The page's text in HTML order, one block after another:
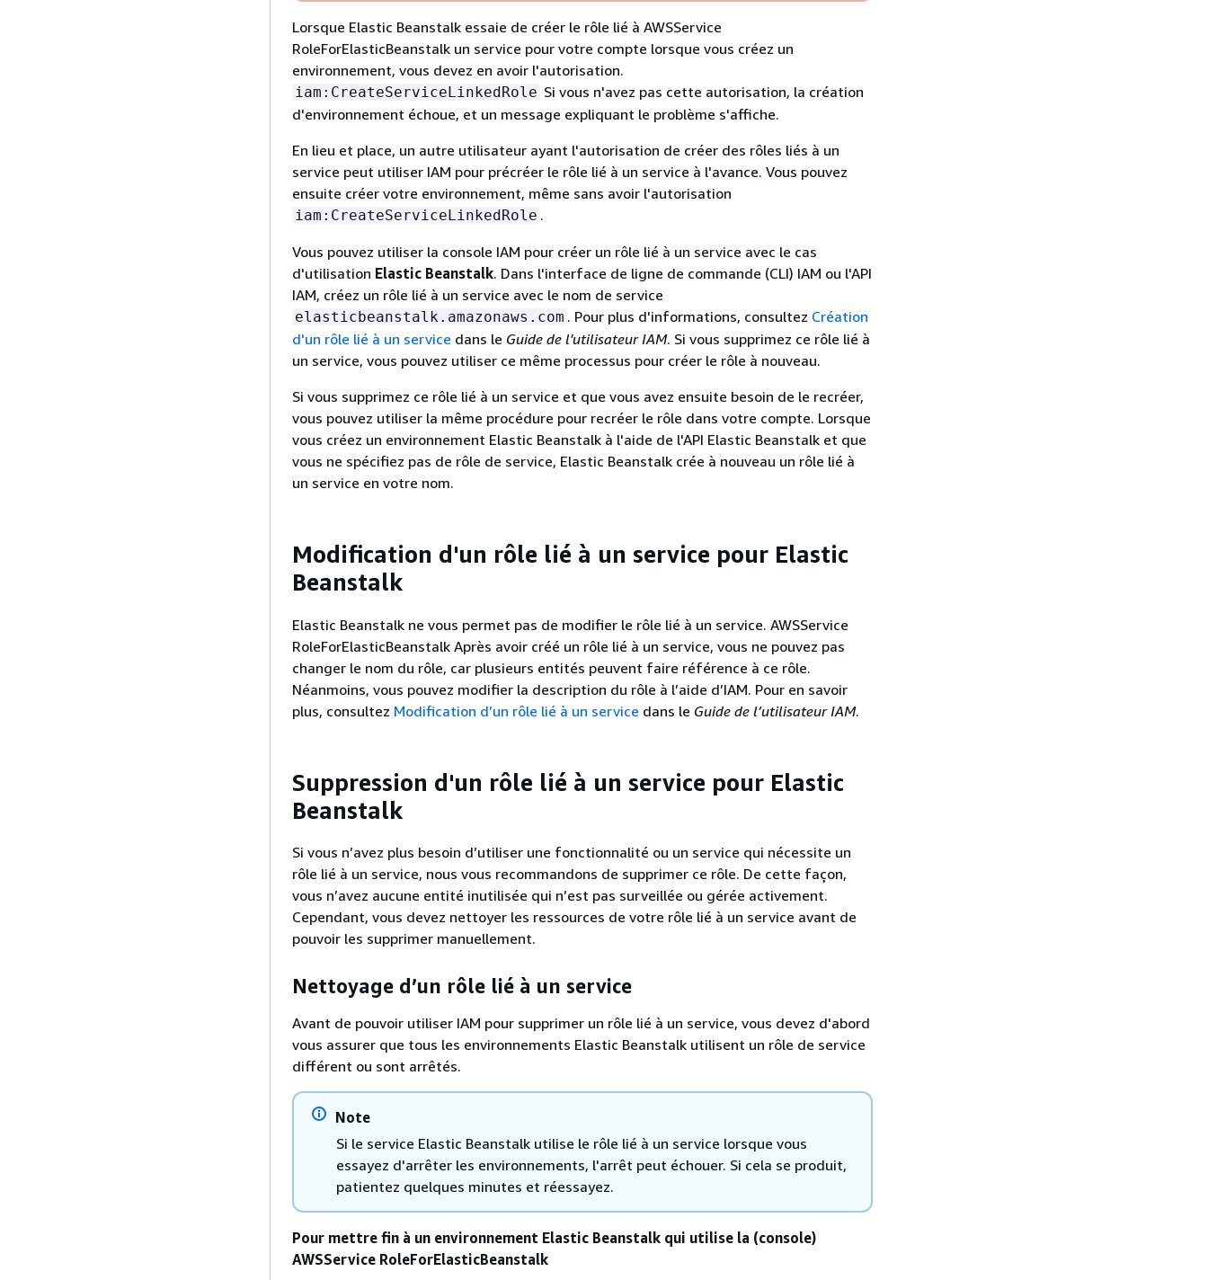
Lorsque Elastic Beanstalk essaie de créer le rôle lié à AWSService
RoleForElasticBeanstalk un service pour votre compte lorsque vous créez un
environnement, vous devez en avoir l'autorisation.
iam:CreateServiceLinkedRole Si vous n'avez pas cette autorisation, la création
d'environnement échoue, et un message expliquant le problème s'affiche.
En lieu et place, un autre utilisateur ayant l'autorisation de créer des rôles liés à un
service peut utiliser IAM pour précréer le rôle lié à un service à l'avance. Vous pouvez
ensuite créer votre environnement, même sans avoir l'autorisation
iam:CreateServiceLinkedRole .
Vous pouvez utiliser la console IAM pour créer un rôle lié à un service avec le cas
d'utilisation Elastic Beanstalk. Dans l'interface de ligne de commande (CLI) IAM ou l'API
IAM, créez un rôle lié à un service avec le nom de service
elasticbeanstalk.amazonaws.com . Pour plus d'informations, consultez Création
d'un rôle lié à un service dans le Guide de l'utilisateur IAM. Si vous supprimez ce rôle lié à
un service, vous pouvez utiliser ce même processus pour créer le rôle à nouveau.
Si vous supprimez ce rôle lié à un service et que vous avez ensuite besoin de le recréer,
vous pouvez utiliser la même procédure pour recréer le rôle dans votre compte. Lorsque
vous créez un environnement Elastic Beanstalk à l'aide de l'API Elastic Beanstalk et que
vous ne spécifiez pas de rôle de service, Elastic Beanstalk crée à nouveau un rôle lié à
un service en votre nom.
Modification d'un rôle lié à un service pour Elastic
Beanstalk
Elastic Beanstalk ne vous permet pas de modifier le rôle lié à un service. AWSService
RoleForElasticBeanstalk Après avoir créé un rôle lié à un service, vous ne pouvez pas
changer le nom du rôle, car plusieurs entités peuvent faire référence à ce rôle.
Néanmoins, vous pouvez modifier la description du rôle à l’aide d’IAM. Pour en savoir
plus, consultez Modification d’un rôle lié à un service dans le Guide de l’utilisateur IAM.
Suppression d'un rôle lié à un service pour Elastic
Beanstalk
Si vous n’avez plus besoin d’utiliser une fonctionnalité ou un service qui nécessite un
rôle lié à un service, nous vous recommandons de supprimer ce rôle. De cette façon,
vous n’avez aucune entité inutilisée qui n’est pas surveillée ou gérée activement.
Cependant, vous devez nettoyer les ressources de votre rôle lié à un service avant de
pouvoir les supprimer manuellement.
Nettoyage d’un rôle lié à un service
Avant de pouvoir utiliser IAM pour supprimer un rôle lié à un service, vous devez d'abord
vous assurer que tous les environnements Elastic Beanstalk utilisent un rôle de service
différent ou sont arrêtés.
Note
Si le service Elastic Beanstalk utilise le rôle lié à un service lorsque vous
essayez d'arrêter les environnements, l'arrêt peut échouer. Si cela se produit,
patientez quelques minutes et réessayez.
Pour mettre fin à un environnement Elastic Beanstalk qui utilise la (console)
AWSService RoleForElasticBeanstalk